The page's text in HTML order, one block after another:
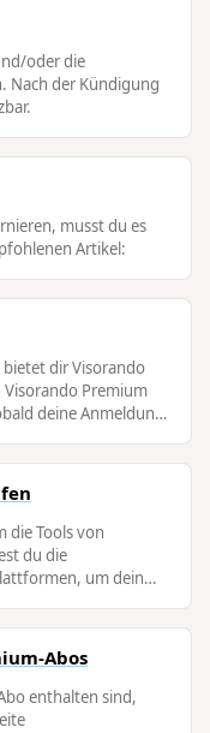
oder die
Nach der Kündigung
musst du es
Artikel:
bietet dir Visorando
Premium
deine Anmeldung
die Tools von
du die
um dein
Abos
enthalten sind,